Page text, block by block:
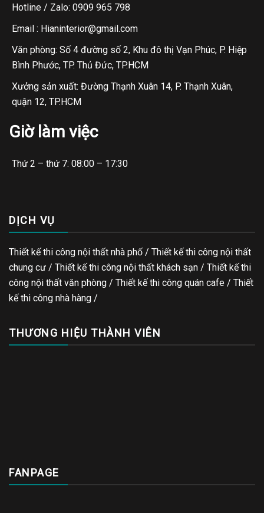
Hotline / Zalo: 0909 965 798
Email : Hianinterior@gmail.com
Văn phòng: Số 4 đường số 2, Khu đô thị Vạn Phúc, P. Hiệp
Bình Phước, TP. Thủ Đức, TP.HCM
Xưởng sản xuất: Đường Thạnh Xuân 14, P. Thạnh Xuân,
quận 12, TP.HCM
Giờ làm việc
Thứ 2 – thứ 7: 08:00 – 17:30
DỊCH VỤ
Thiết kế thi công nội thất nhà phố / Thiết kế thi công nội thất
chung cư / Thiết kế thi công nội thất khách sạn / Thiết kế thi
công nội thất văn phòng / Thiết kế thi công quán cafe / Thiết
kế thi công nhà hàng /
THƯƠNG HIỆU THÀNH VIÊN
FANPAGE